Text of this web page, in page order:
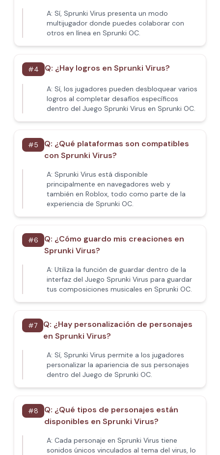
A: Sí, Sprunki Virus presenta un modo
multijugador donde puedes colaborar con
otros en línea en Sprunki OC.
#4 Q: ¿Hay logros en Sprunki Virus?
A: Sí, los jugadores pueden desbloquear varios
logros al completar desafíos específicos
dentro del Juego Sprunki Virus en Sprunki OC.
#5 Q: ¿Qué plataformas son compatibles
con Sprunki Virus?
A: Sprunki Virus está disponible
principalmente en navegadores web y
también en Roblox, todo como parte de la
experiencia de Sprunki OC.
#6 Q: ¿Cómo guardo mis creaciones en
Sprunki Virus?
A: Utiliza la función de guardar dentro de la
interfaz del Juego Sprunki Virus para guardar
tus composiciones musicales en Sprunki OC.
#7 Q: ¿Hay personalización de personajes
en Sprunki Virus?
A: Sí, Sprunki Virus permite a los jugadores
personalizar la apariencia de sus personajes
dentro del Juego de Sprunki OC.
#8 Q: ¿Qué tipos de personajes están
disponibles en Sprunki Virus?
A: Cada personaje en Sprunki Virus tiene
sonidos únicos vinculados al tema del virus, lo